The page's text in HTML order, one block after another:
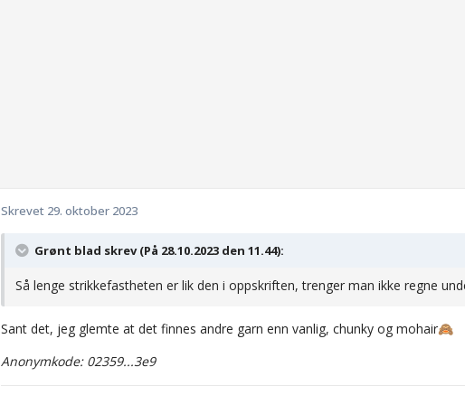
Skrevet 29. oktober 2023
Grønt blad skrev (På 28.10.2023 den 11.44):
Så lenge strikkefastheten er lik den i oppskriften, trenger man ikke regne
Sant det, jeg glemte at det finnes andre garn enn vanlig, chunky og mohair🙈
Anonymkode: 02359...3e9